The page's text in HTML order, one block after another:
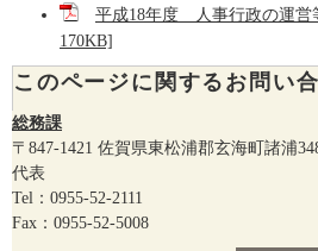
平成18年度 人事行政の運営
170KB]
このページに関するお問い
総務課
〒847-1421 佐賀県東松浦郡玄海町諸浦
代表
Tel：0955-52-2111
Fax：0955-52-5008